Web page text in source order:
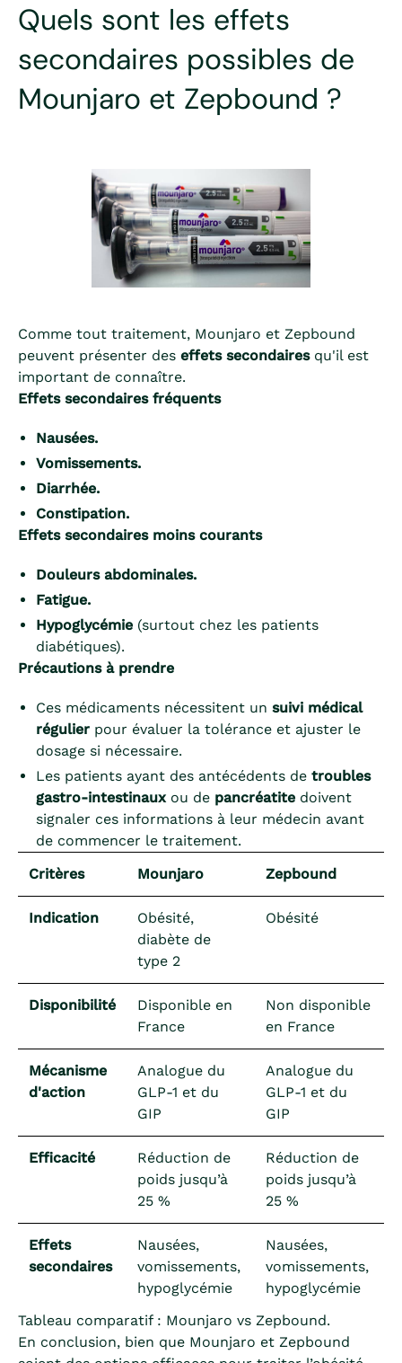
Quels sont les effets
secondaires possibles de
Mounjaro et Zepbound ?
Comme tout traitement, Mounjaro et Zepbound
peuvent présenter des effets secondairesqu'il est
important de connaître.
Effets secondaires fréquents
Nausées.
Vomissements.
Diarrhée.
Constipation.
Effets secondaires moins courants
Douleurs abdominales.
Fatigue.
Hypoglycémie (surtout chez les patients
diabétiques).
Précautions à prendre
Ces médicaments nécessitent un suivi médical
régulier pour évaluer la tolérance et ajuster le
dosage si nécessaire.
Les patients ayant des antécédents de troubles
gastro-intestinauxou de pancréatite doivent
signaler ces informations à leur médecin avant
de commencer le traitement.
Critères
Mounjaro Zepbound
Indication
Obésité,
diabète de
type 2
Obésité
Disponibilité
Disponible en
France
Non disponible
en France
Mécanisme
d'action
Analogue du
GLP-1 et du
GIP
Analogue du
GLP-1 et du
GIP
Efficacité
Réduction de
poids jusqu’à
25 %
Réduction de
poids jusqu’à
25 %
Effets
secondaires
Nausées,
vomissements,
hypoglycémie
Nausées,
vomissements,
hypoglycémie
Tableau comparatif : Mounjaro vs Zepbound.
En conclusion, bien que Mounjaro et Zepbound